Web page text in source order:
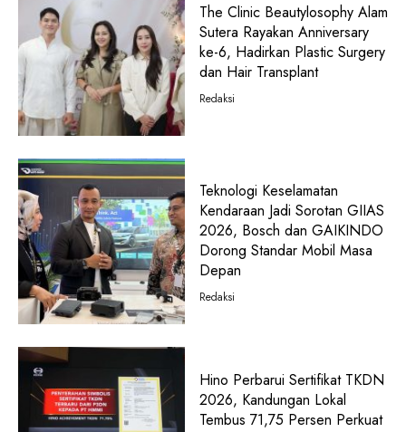
The Clinic Beautylosophy Alam
Sutera Rayakan Anniversary
ke-6, Hadirkan Plastic Surgery
dan Hair Transplant
Redaksi
Teknologi Keselamatan
Kendaraan Jadi Sorotan GIIAS
2026, Bosch dan GAIKINDO
Dorong Standar Mobil Masa
Depan
Redaksi
Hino Perbarui Sertifikat TKDN
2026, Kandungan Lokal
Tembus 71,75 Persen Perkuat